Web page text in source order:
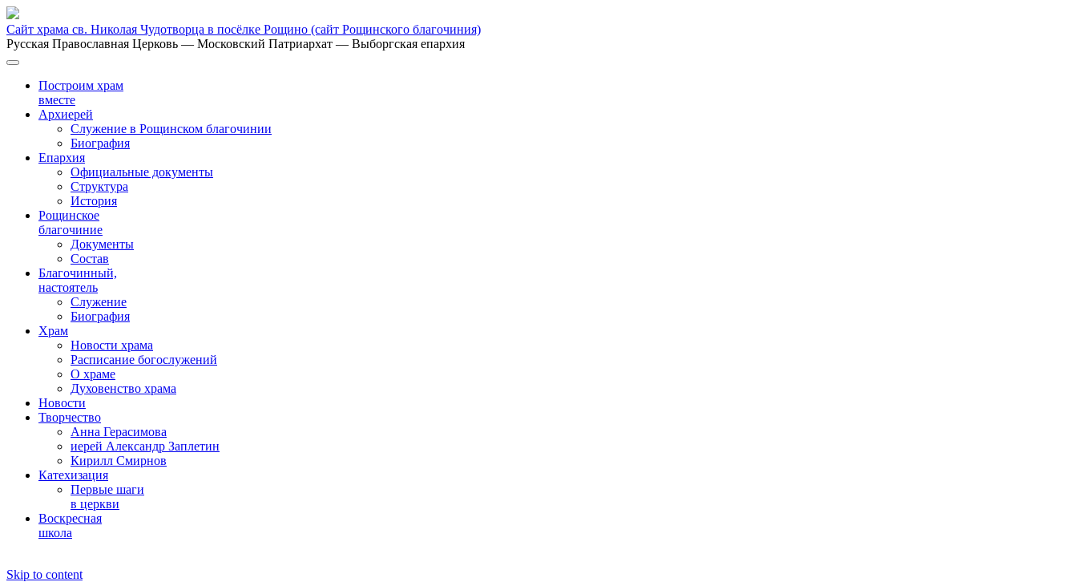
Сайт храма св. Николая Чудотворца в посёлке Рощино (сайт Рощинского благочиния)
Русская Православная Церковь — Московский Патриархат — Выборгская епархия
Построим храм
вместе
Архиерей
Служение в Рощинском благочинии
Биография
Епархия
Официальные документы
Структура
История
Рощинское
благочиние
Документы
Состав
Благочинный,
настоятель
Служение
Биография
Храм
Новости храма
Расписание богослужений
О храме
Духовенство храма
Новости
Творчество
Анна Герасимова
иерей Александр Заплетин
Кирилл Смирнов
Катехизация
Первые шаги
в церкви
Воскресная
школа
Skip to content